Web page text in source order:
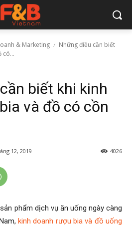
& Marketing
Những điều cần biết
có...
biết khi kinh
và đồ có cồn
12, 2019 4026
phẩm dịch vụ ăn uống ngày càng
kinh doanh rượu bia và đồ uống